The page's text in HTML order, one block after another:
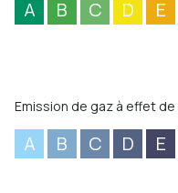
A B C D E
Emission de gaz à effet
A B C D E